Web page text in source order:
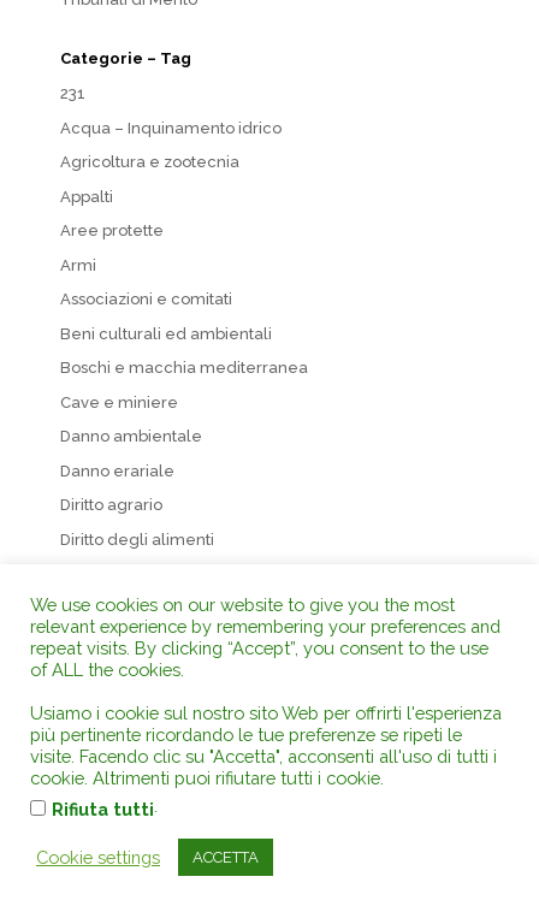
Categorie – Tag
231
Acqua – Inquinamento idrico
Agricoltura e zootecnia
Appalti
Aree protette
Armi
Associazioni e comitati
Beni culturali ed ambientali
Boschi e macchia mediterranea
Cave e miniere
Danno ambientale
Danno erariale
Diritto agrario
Diritto degli alimenti
Diritto dell’energia
Diritto demaniale
Diritto processuale amministrativo
Diritto processuale civile
Diritto processuale europeo
Diritto processuale penale
Diritto sanitario
Diritto urbanistico – edilizia
Diritto venatorio e della pesca
We use cookies on our website to give you the most
relevant experience by remembering your preferences and
repeat visits. By clicking “Accept”, you consent to the use
of ALL the cookies.
Usiamo i cookie sul nostro sito Web per offrirti l'esperienza
più pertinente ricordando le tue preferenze se ripeti le
visite. Facendo clic su "Accetta", acconsenti all'uso di tutti i
cookie. Altrimenti puoi rifiutare tutti i cookie.
Rifiuta tutti
Cookie settings ACCETTA